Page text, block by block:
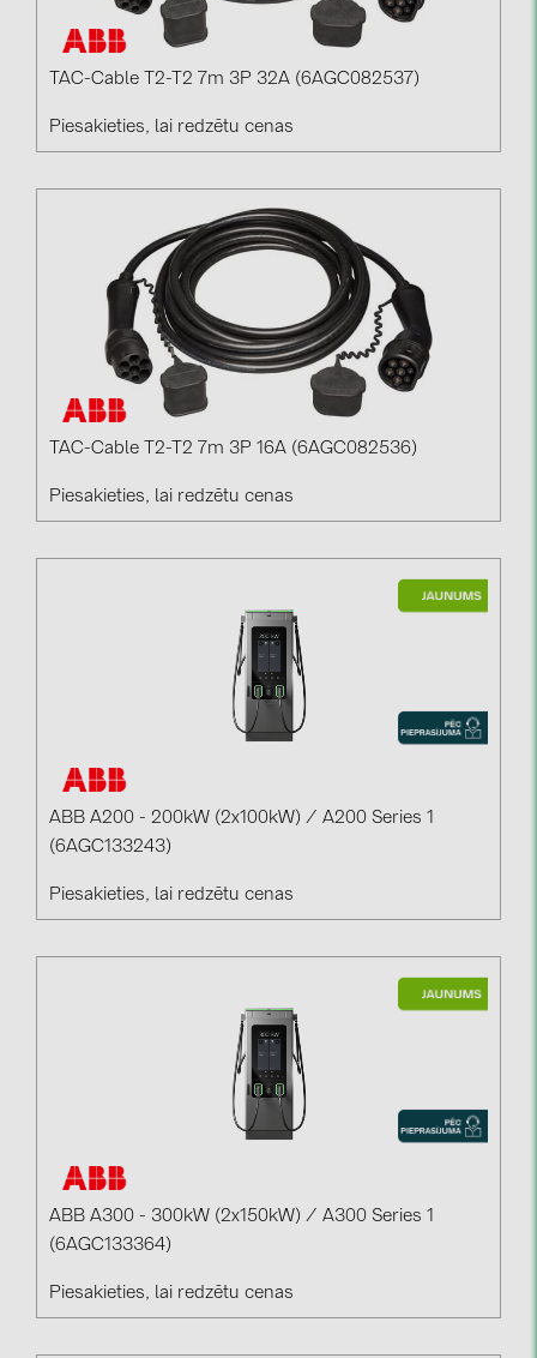
TAC-Cable T2-T2 7m 3P 32A (6AGC082537)
Piesakieties, lai redzētu cenas
TAC-Cable T2-T2 7m 3P 16A (6AGC082536)
Piesakieties, lai redzētu cenas
ABB A200 - 200kW (2x100kW) / A200 Series 1
(6AGC133243)
Piesakieties, lai redzētu cenas
ABB A300 - 300kW (2x150kW) / A300 Series 1
(6AGC133364)
Piesakieties, lai redzētu cenas